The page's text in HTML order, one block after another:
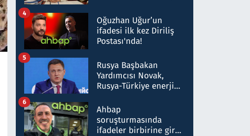
Oğuzhan Uğur’un
ifadesi ilk kez Diriliş
Postası'nda!
4
Rusya Başbakan
Yardımcısı Novak,
Rusya-Türkiye enerji
nitelikte olduğunu
belirtti
5
Ahbap
soruşturmasında
ifadeler birbirine girdi:
6